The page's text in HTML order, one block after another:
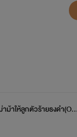
ม้าให้ลูกตัวร้ายธงดำ(Ome